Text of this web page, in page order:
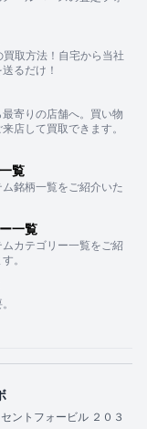
買取方法！自宅から当社
るだけ！
寄りの店舗へ。買い物
店して買取できます。
覧
銘柄一覧をご紹介いた
一覧
カテゴリー一覧をご紹
。
ントフォービル ２０３